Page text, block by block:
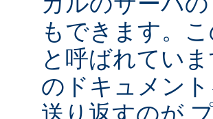
もできます。
と呼ばれてい
のドキュメン
送り返すのが